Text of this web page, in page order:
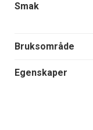
Smak
Bruksområde
Egenskaper